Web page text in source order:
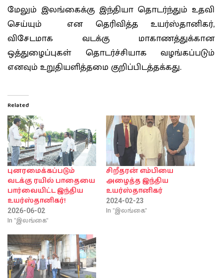
மேலும் இலங்கைக்கு இந்தியா தொடர்ந்தும் உதவி
செய்யும் என தெரிவித்த உயர்ஸ்தானிகர்,
விசேடமாக வடக்கு மாகாணத்துக்கான
ஒத்துழைப்புகள் தொடர்ச்சியாக வழங்கப்படும்
எனவும் உறுதியளித்தமை குறிப்பிடத்தக்கது.
Related
புனரமைக்கப்படும்
வடக்கு ரயில் பாதையை
பார்வையிட்ட இந்திய
உயர்ஸ்தானிகர்!
2026-06-02
In "இலங்கை"
சிறீதரன் எம்பியை
அழைத்த இந்திய
உயர்ஸ்தானிகர்
2024-02-23
In "இலங்கை"